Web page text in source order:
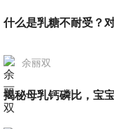
余丽双
揭秘母乳钙磷比，宝